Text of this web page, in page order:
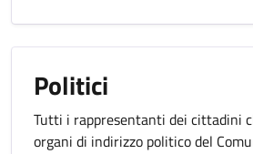
Politici
Tutti i rappresentanti dei cittadini
organi di indirizzo politico del